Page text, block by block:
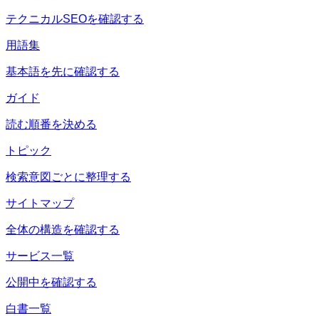
テクニカルSEOを確認する
用語集
基本語を先に確認する
ガイド
読む順番を決める
トピック
検索意図ごとに整理する
サイトマップ
全体の構造を確認する
サービス一覧
公開中を確認する
白書一覧